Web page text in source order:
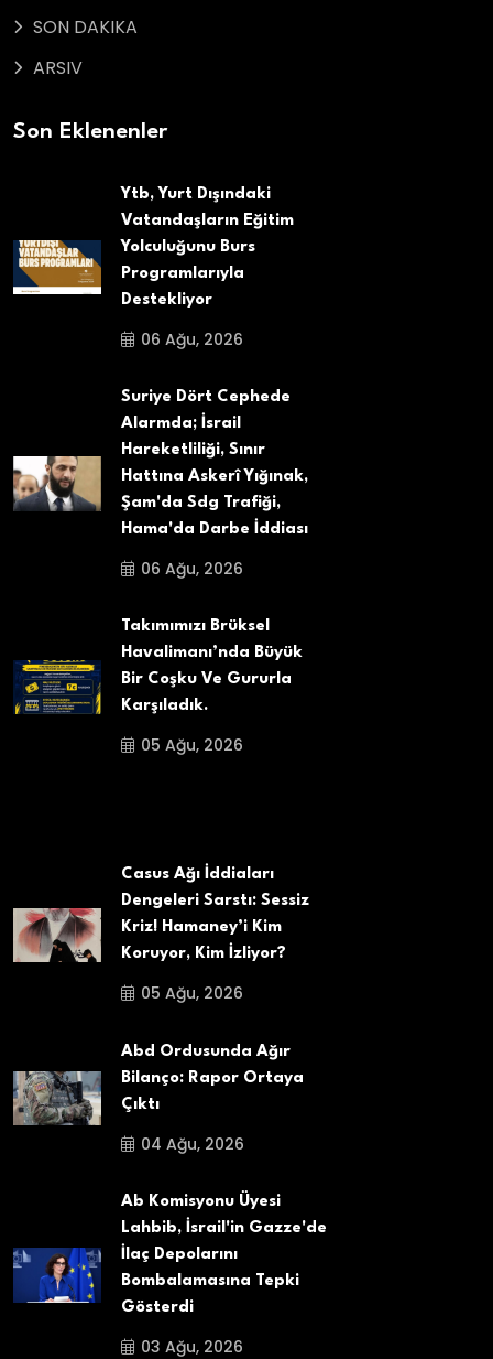
SON DAKIKA
ARSIV
Son Eklenenler
Ytb, Yurt Dışındaki
Vatandaşların Eğitim
Yolculuğunu Burs
Programlarıyla
Destekliyor
06 Ağu, 2026
Suriye Dört Cephede
Alarmda; İsrail
Hareketliliği, Sınır
Hattına Askerî Yığınak,
Şam'da Sdg Trafiği,
Hama'da Darbe İddiası
06 Ağu, 2026
Takımımızı Brüksel
Havalimanı’nda Büyük
Bir Coşku Ve Gururla
Karşıladık.
05 Ağu, 2026
Casus Ağı İddiaları
Dengeleri Sarstı: Sessiz
Kriz! Hamaney’i Kim
Koruyor, Kim İzliyor?
05 Ağu, 2026
Abd Ordusunda Ağır
Bilanço: Rapor Ortaya
Çıktı
04 Ağu, 2026
Ab Komisyonu Üyesi
Lahbib, İsrail'in Gazze'de
İlaç Depolarını
Bombalamasına Tepki
Gösterdi
03 Ağu, 2026